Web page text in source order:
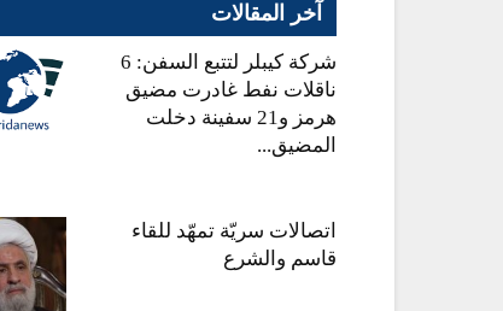
آخر المقالات
شركة كيبلر لتتبع السفن: 6
ناقلات نفط غادرت مضيق
هرمز و21 سفينة دخلت
المضيق...
اتصالات سريّة تمهّد للقاء
قاسم والشرع